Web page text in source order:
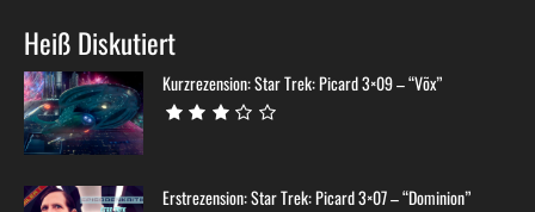
Heiß Diskutiert
Kurzrezension: Star Trek: Picard 3×09 – “Võx”
Erstrezension: Star Trek: Picard 3×07 – “Dominion”